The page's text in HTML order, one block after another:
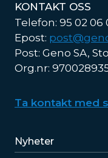
KONTAKT OSS
Telefon: 95 02 06
Epost:
Post: Geno SA,
Org.nr:
Ta kontakt med
Lenker
Nyheter